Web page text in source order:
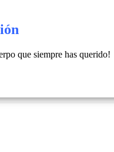
que siempre has querido!